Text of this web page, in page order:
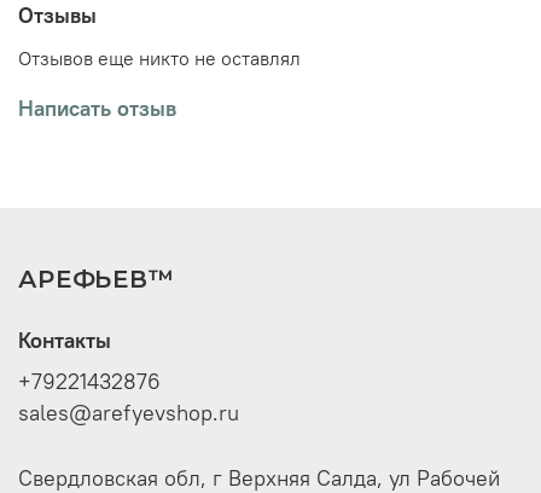
Отзывы
Отзывов еще никто не оставлял
Написать отзыв
АРЕФЬЕВ™
Контакты
+79221432876
sales@arefyevshop.ru
Свердловская обл, г Верхняя Салда, ул Рабочей